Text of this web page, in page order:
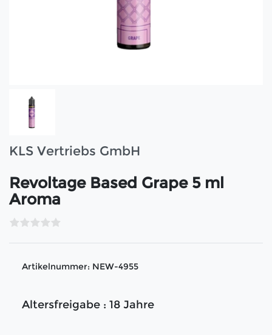
KLS Vertriebs GmbH
Revoltage Based Grape 5 ml
Aroma
Artikelnummer: NEW-4955
Altersfreigabe : 18 Jahre